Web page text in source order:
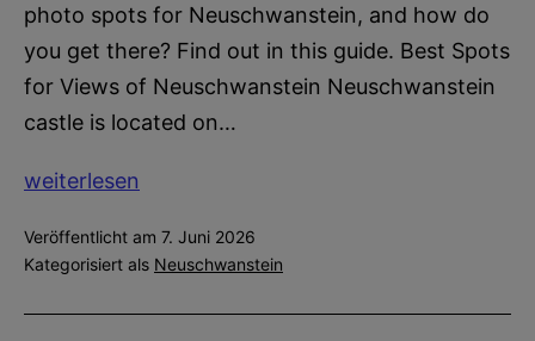
photo spots for Neuschwanstein, and how do
you get there? Find out in this guide. Best Spots
for Views of Neuschwanstein Neuschwanstein
castle is located on…
Best
Spots
for
Neuschwanstein
weiterlesen
Veröffentlicht am 7. Juni 2026
Kategorisiert als Neuschwanstein